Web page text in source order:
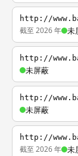
http://
截至 2026 年 未
http://
未屏蔽
http://
未屏蔽
http://
截至 2026 年 未